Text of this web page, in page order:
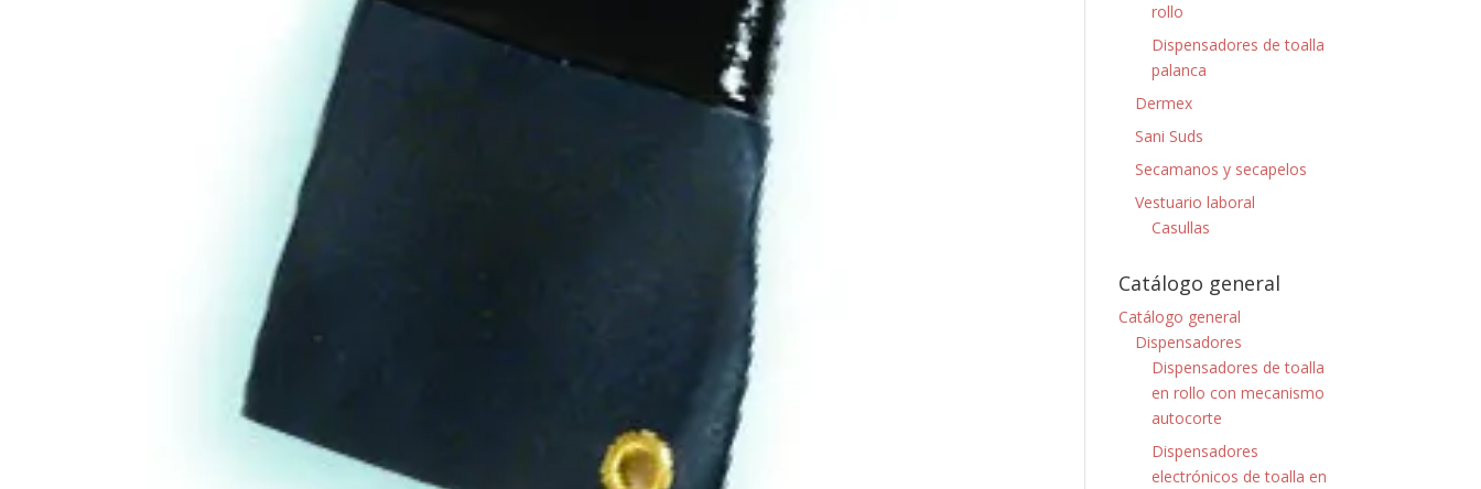
rollo
Dispensadores de toalla
palanca
Dermex
Sani Suds
Secamanos y secapelos
Vestuario laboral
Casullas
Catálogo general
Catálogo general
Dispensadores
Dispensadores de toalla
en rollo con mecanismo
autocorte
Dispensadores
electrónicos de toalla en